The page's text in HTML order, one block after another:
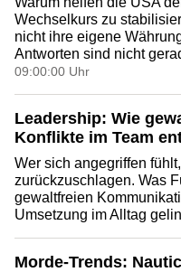
Wechselkurs zu
nicht ihre eigene
Antworten sind nicht
09:00:00 Uhr
Leadership: Wie
Konflikte im Team
Wer sich angegriffen
zurückzuschlagen. Was
gewaltfreien
Umsetzung im Alltag
Morde-Trends: